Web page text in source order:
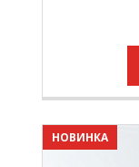
НОВИНКА